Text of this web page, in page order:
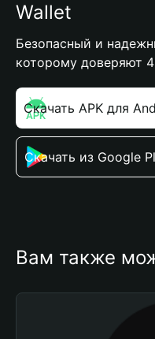
Wallet
Безопасный и
которому доверяют
Скачать APK для
Скачать из Google
Вам также